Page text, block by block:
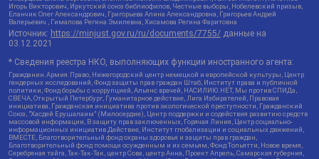
Игорь Викторович, Иркутский союз библиофилов, Честные выборы, Нобелевский призыв,
Еланчик Олег Александрович, Григорьева Алина Александровна, Григорьев Андрей
Валерьевич , Гималова Регина Эмилевна, Хисамова Регина Фаритовна
Источник: https://minjust.gov.ru/ru/documents/7755/ данные на
03.12.2021
* Сведения реестра НКО, выполняющих функции иностранного агента:
Гражданин.Армия.Право, Нижегородский центр немецкой и европейской культуры, Центр
гендерных исследований, Фонд защиты прав граждан Штаб, Институт права и публичной
политики, Фонд борьбы с коррупцией, Альянс врачей, НАСИЛИЮ.НЕТ, Мы против СПИДа,
СВЕЧА, Открытый Петербург, Гуманитарное действие, Лига Избирателей, Правовая
инициатива, Гражданская инициатива против экологической преступности, Гражданский
Союз, "Хасдей Ерушалаим" (Милосердие), Центр поддержки и содействия развитию средств
массовой информации, В защиту прав заключенных, Горячая Линия, Центр социально-
информационных инициатив Действие, Институт глобализации и социальных движений,
ВМЕСТЕ, Благотворительный фонд охраны здоровья и защиты прав граждан,
Благотворительный фонд помощи осужденным и их семьям, Фонд Тольятти, Новое время,
Серебряная тайга, Так-Так-Так, центр Сова, центр Анна, Проект Апрель, Самарская губерния,